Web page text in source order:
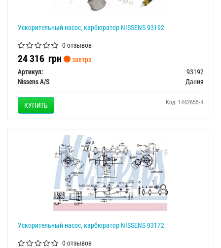
Ускорительный насос, карбюратор NISSENS 93192
0 отзывов
24 316 грн
завтра
Артикул:
93192
Nissens A/S
Дания
КУПИТЬ Код: 1442655-4
Ускорительный насос, карбюратор NISSENS 93172
0 отзывов